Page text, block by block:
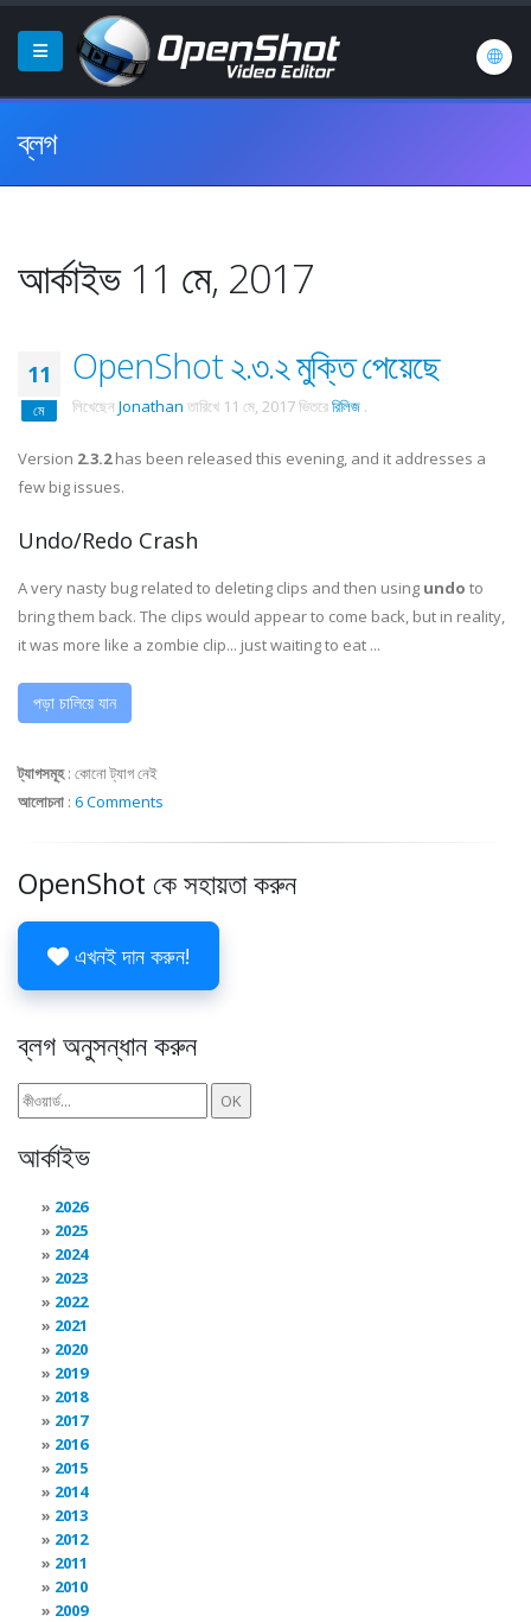
ব্লগ
আর্কাইভ 11 মে, 2017
11
মে
OpenShot ২.৩.২ মুক্তি পেয়েছে
লিখেছেন Jonathan তারিখে 11 মে, 2017ভিতরেরিলিজ .
Version 2.3.2has been released this evening, and it addresses a
few big issues.
Undo/Redo Crash
A very nasty bug related to deleting clips and then using undo to
bring them back. The clips would appear to come back, but in reality,
it was more like a zombie clip... just waiting to eat ...
পড়া চালিয়ে যান
ট্যাগসমূহ: কোনো ট্যাগ নেই
আলোচনা : 6 Comments
OpenShot কে সহায়তা করুন
এখনই দান করুন!
ব্লগ অনুসন্ধান করুন
আর্কাইভ
2026
2025
2024
2023
2022
2021
2020
2019
2018
2017
2016
2015
2014
2013
2012
2011
2010
2009